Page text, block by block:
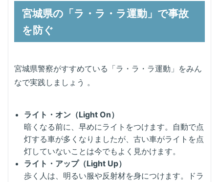
宮城県の「ラ・ラ・ラ運動」で事故
を防ぐ
宮城県警察がすすめている「ラ・ラ・ラ運動」をみん
なで実践しましょう 。
ライト・オン（Light On）
暗くなる前に、早めにライトをつけます。自動で点
灯する車が多くなりましたが、古い車がライトを点
灯していないことは今でもよく見かけます。
ライト・アップ（Light Up）
歩く人は、明るい服や反射材を身につけます。ドラ